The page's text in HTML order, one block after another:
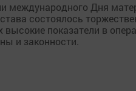
международного Дня
состоялось
показатели в
и законности.